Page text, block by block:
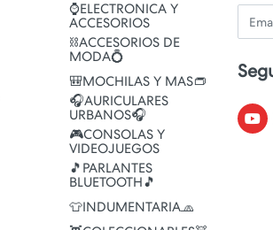
⌚ELECTRONICA Y
ACCESORIOS
⛓️ACCESORIOS DE
MODA💍
🎒MOCHILAS Y MAS👝
🎧AURICULARES
URBANOS🎧
🎮CONSOLAS Y
VIDEOJUEGOS
🎵PARLANTES
BLUETOOTH🎵
👕INDUMENTARIA🧢
Email